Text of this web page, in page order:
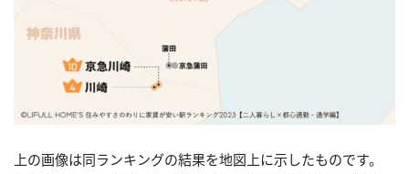
上の​​画像は同ランキングの結果を地図上に示したものです。